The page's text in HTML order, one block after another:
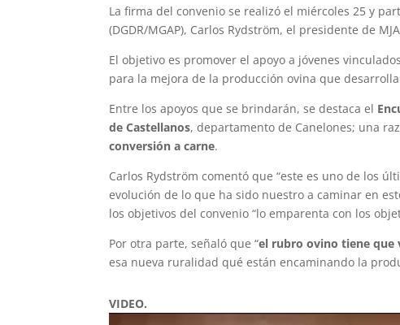
La firma del convenio se realizó el miércoles 25 y
(DGDR/MGAP), Carlos Rydström, el presidente de
El objetivo es promover el apoyo a jóvenes
para la mejora de la producción ovina que
Entre los apoyos que se brindarán, se destaca el
de Castellanos, departamento de Canelones; una
conversión a carne.
Carlos Rydström comentó que “este es uno de los
evolución de lo que ha sido nuestro a caminar en
los objetivos del convenio “lo emparenta con los
Por otra parte, señaló que “el rubro ovino tiene que
esa nueva ruralidad qué están encaminando la
VIDEO.